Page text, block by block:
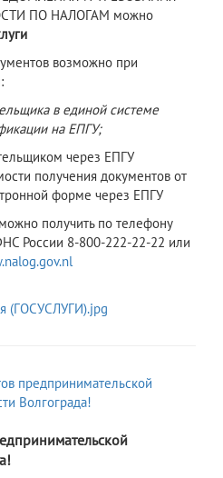
ПО НАЛОГАМ можно
возможно при
в единой системе
на ЕПГУ;
через ЕПГУ
получения документов от
форме через ЕПГУ
получить по телефону
России 8-800-222-22-22 или